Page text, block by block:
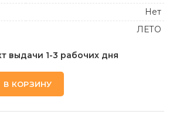
Нет
ЛЕТО
выдачи 1-3 рабочих дня
2_SUV 235 60 18 107V XL
В КОРЗИНУ